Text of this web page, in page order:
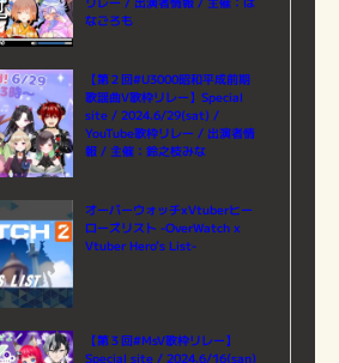
なごろも
【第２回#U3000昭和平成前期
歌謡曲V歌枠リレー】Special
site / 2024.6/29(sat) /
YouTube歌枠リレー / 出演者情
報 / 主催：鈴之枝みな
オーバーウォッチxVtuberヒー
ローズリスト -OverWatch x
Vtuber Hero’s List-
【第３回#MsV歌枠リレー】
Special site / 2024.6/16(san)